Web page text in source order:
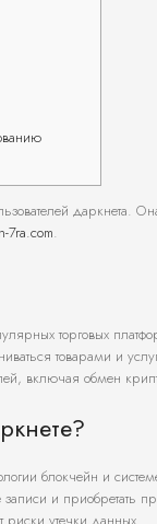
даркнета.
7ra.com.
торговых
товарами и
включая обмен
блокчейн и
записи и